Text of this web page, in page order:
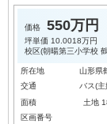
価格 550万円
坪単価 10.0018万円
校区(朝暘第三小学校
所在地
山形県
交通
バス(
面積
土地
区画番号